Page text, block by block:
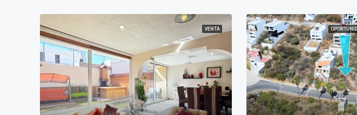
VENTA